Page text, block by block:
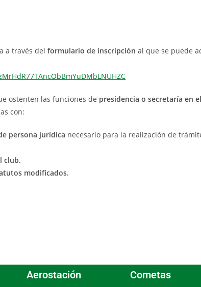
a través delformulario de inscripción al que se puede
ostenten las funciones de presidencia o secretaría en
con:
persona jurídica necesario para la realización de
club.
modificados.
Aerostación Cometas